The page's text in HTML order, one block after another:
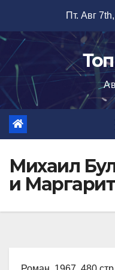
содержимому
Пт. Авг
Михаил
и